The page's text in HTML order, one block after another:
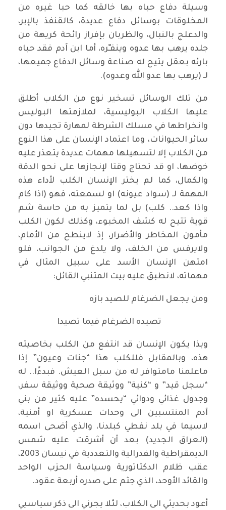
وسيلة دفاع حباه بها خالقه كما حبا غيره من
المخلوقات بوسائل دفاع عديدة، كالقنفذ بالإبر،
والدعلج بالنبال، والظربان بإفراز رائحة كريهة من
جلده يرهب بها عدوه وينفـّره، أما ابن آدم فقد حباه
بارئه بعقل يتيح له صناعة وسائل الدفاع جميعها،
لـ (يرهب بها عدو الله وعدوه).
من تلك الوسائل تسخير نوع من الكلاب أطلق
عليها الكلاب البوليسية، لملازمتها البوليس
وانخراطها في مسلك الشرطة لمهارة تجيدها دون
سائر الحيوانات، وما اعتماد الإنسان على هذا النوع
من الكلاب إلا لتسهيلها مهمات عديدة يتعذر عليه
خوضها، او قد تحتاج وقتا لإنجازها على نحو الدقة
والكمال، كما لم يختر الإنسان الكلب لأداء هذه
المهمة لـ (سواد عيونه) او لسمعته، فهو (اذا كام
واذا كعد.. كلب) بل لما يتميز به من حاسة شم
قوية تتيح له كشف المخبوء، وكذلك لكون الكلب
مأمون المخاطر والأضرار، إذ لاينطح من الأمام،
ولايرفس من الخلف، ولا يلدغ من الجوانب، فلو
امتهن الإنسان الأسد على سبيل المثال في
مهماته، لانطبق عليه بيت المتنبي القائل:
ومن يجعل الضرغام للصيد بازه
تصيده الضرغام فيما تصيدا
وبذا يكون الإنسان قد انتفع من الكلب بخاصيته
هذه، وبالمقابل فللكلب هذا “جنات وعيون” إذا
ماعلمنا مامتوافر له من سبل العيش. فبدءًا.. له
“سجل قيد” و “كنية” ووثيقة صحية ووثيقة سفر،
وجدول غذائي ودوائي “يحسده” عليه كثير من بني
آدم المنتسبين الى وحدات عسكرية او أمنية،
لاسيما في بلد نفطي كبلدنا، والذي أضحى اسمه
(العراق الجديد) بعد أن أشرقت عليه شمس
الديمقراطية والفدرالية والتعددية في نيسان 2003،
عقب ظلام الدكتاتورية وسياسة الحزب الواحد
والقائد الأوحد، الذي جثم على صدره أربعة عقود.
أعود بحديثي الى الكلاب، لئلا يجرني الى ذكر سياسيي